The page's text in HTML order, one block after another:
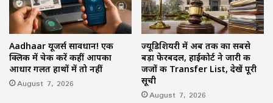
Aadhaar यूजर्स सावधान! एक
क्लिक में चेक करें कहीं आपका
आधार गलत हाथों में तो नहीं
August 7, 2026
ज्यूडिशियरी में अब तक का सबसे
बड़ा फेरबदल, हाईकोर्ट ने जारी की
जजों की Transfer List, देखें पूरी
सूची
August 7, 2026